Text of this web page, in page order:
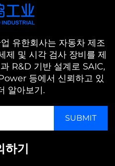
유한회사는 자동차 제조
제 및 시각 검사 장비를 제
R&D 기반 설계로 SAIC,
등에서 신뢰하고 있
알아보기.
하기